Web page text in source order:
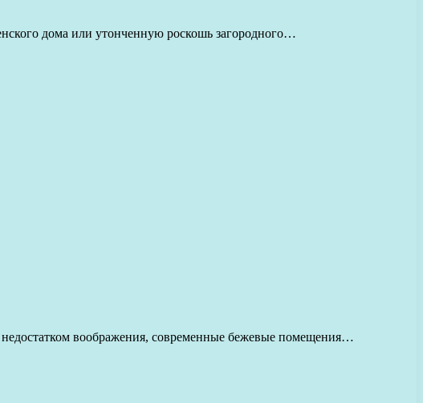
дома или утонченную роскошь загородного…
воображения, современные бежевые помещения…